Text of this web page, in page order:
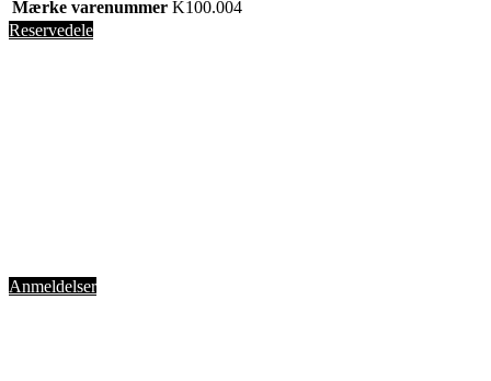
Mærke varenummer K100.004
Reservedele
Anmeldelser